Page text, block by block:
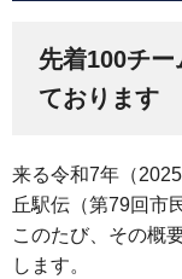
先着100チ
ております
来る令和7年（
丘駅伝（第79回市
このたび、その概
します。